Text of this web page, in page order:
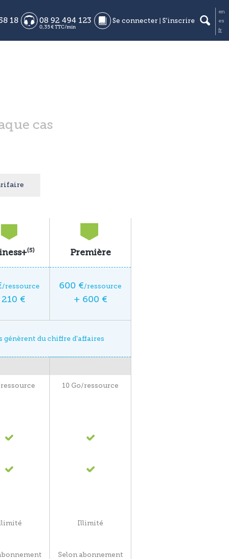
18 08 92 494 123
0,35 € TTC/min
Se connecter S'inscrire
en
es
fr
cas
(5) Première
/ressource
€
600 €/ressource
+ 600 €
génèrent du chiffre d'affaires
ressource 10 Go/ressource
Illimité
Selon abonnement